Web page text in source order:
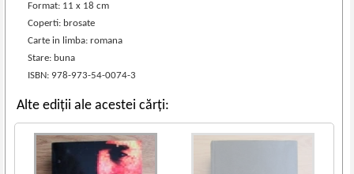
Format: 11 x 18 cm
Coperti: brosate
Carte in limba: romana
Stare: buna
ISBN: 978-973-54-0074-3
Alte ediții ale acestei cărți: